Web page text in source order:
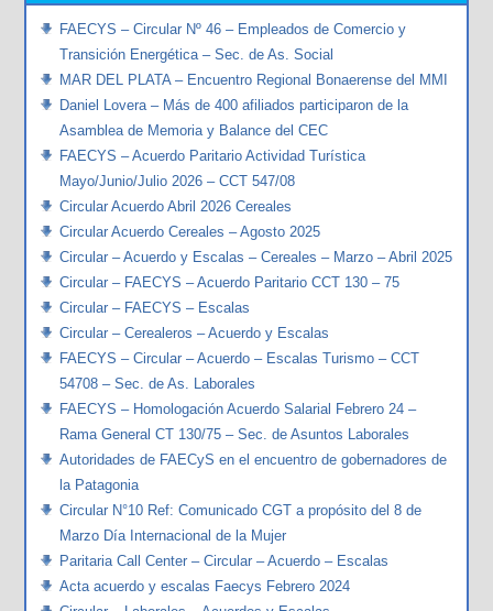
FAECYS – Circular Nº 46 – Empleados de Comercio y
Transición Energética – Sec. de As. Social
MAR DEL PLATA – Encuentro Regional Bonaerense del MMI
Daniel Lovera – Más de 400 afiliados participaron de la
Asamblea de Memoria y Balance del CEC
FAECYS – Acuerdo Paritario Actividad Turística
Mayo/Junio/Julio 2026 – CCT 547/08
Circular Acuerdo Abril 2026 Cereales
Circular Acuerdo Cereales – Agosto 2025
Circular – Acuerdo y Escalas – Cereales – Marzo – Abril 2025
Circular – FAECYS – Acuerdo Paritario CCT 130 – 75
Circular – FAECYS – Escalas
Circular – Cerealeros – Acuerdo y Escalas
FAECYS – Circular – Acuerdo – Escalas Turismo – CCT
54708 – Sec. de As. Laborales
FAECYS – Homologación Acuerdo Salarial Febrero 24 –
Rama General CT 130/75 – Sec. de Asuntos Laborales
Autoridades de FAECyS en el encuentro de gobernadores de
la Patagonia
Circular N°10 Ref: Comunicado CGT a propósito del 8 de
Marzo Día Internacional de la Mujer
Paritaria Call Center – Circular – Acuerdo – Escalas
Acta acuerdo y escalas Faecys Febrero 2024